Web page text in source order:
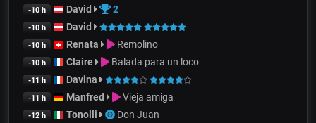
-10 h David 2
-10 h David
-10 h Renata Remolino
-10 h Claire Balada para un loco
-11 h Davina
-11 h Manfred Vieja amiga
-12 h Tonolli Don Juan